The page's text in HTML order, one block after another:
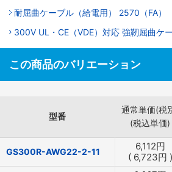
耐屈曲ケーブル（給電用） 2570（FA）
300V UL・CE（VDE）対応 強靭屈曲ケ
この商品のバリエーション
型番
通常単価(税
(税込単価)
GS300R-AWG22-2-11 6,112円
( 6,723円 )